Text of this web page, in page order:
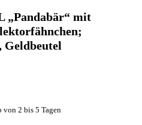
„Pandabär“ mit
Geldbeutel
2 bis 5 Tagen